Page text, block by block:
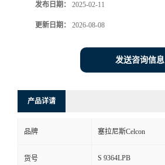
发布日期： 2025-02-11
更新日期： 2026-08-08
发送咨询信息
产品详请
品牌 塞拉尼斯Celcon
货号 S 9364LPB